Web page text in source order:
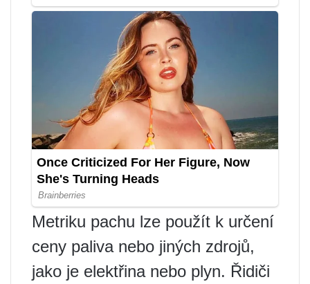
Metriku pachu lze použít k určení
ceny paliva nebo jiných zdrojů,
jako je elektřina nebo plyn. Řidiči